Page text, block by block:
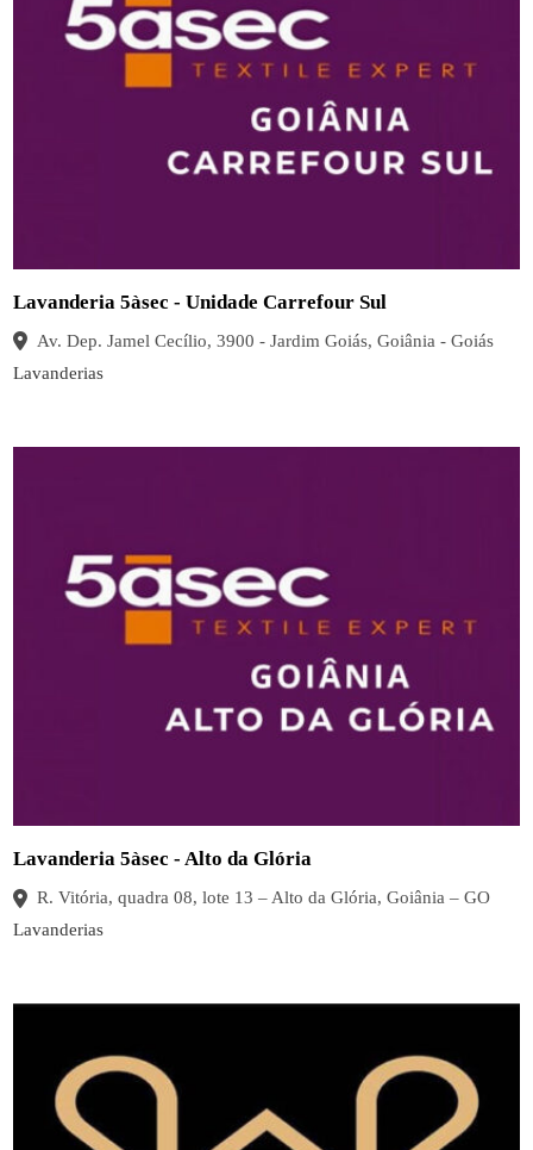
Lavanderia 5àsec - Unidade Carrefour Sul
Av. Dep. Jamel Cecílio, 3900 - Jardim Goiás, Goiânia - Goiás
Lavanderias
Lavanderia 5àsec - Alto da Glória
R. Vitória, quadra 08, lote 13 – Alto da Glória, Goiânia – GO
Lavanderias